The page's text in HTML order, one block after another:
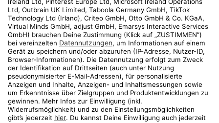
Kundenservice
Shop
Aktionen
Travel